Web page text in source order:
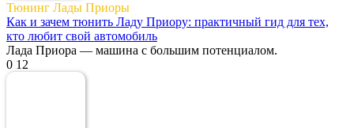
Тюнинг Лады Приоры
Как и зачем тюнить Ладу Приору: практичный гид для тех,
кто любит свой автомобиль
Лада Приора — машина с большим потенциалом.
0 12